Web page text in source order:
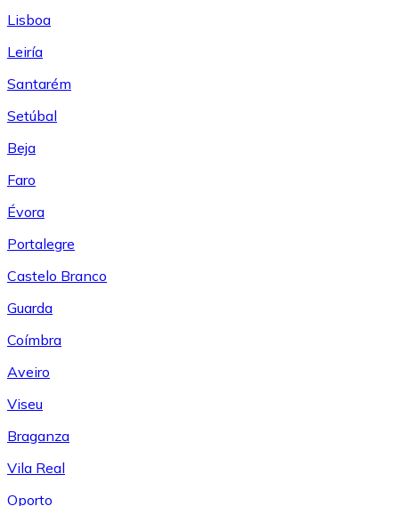
Lisboa
Leiría
Santarém
Setúbal
Beja
Faro
Évora
Portalegre
Castelo Branco
Guarda
Coímbra
Aveiro
Viseu
Braganza
Vila Real
Oporto